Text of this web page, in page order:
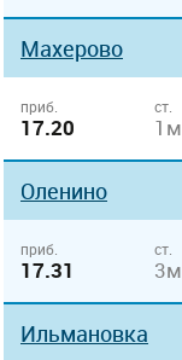
Махерово
приб.
17.20
ст.
1м
Оленино
приб.
17.31
ст.
3м
Ильмановка